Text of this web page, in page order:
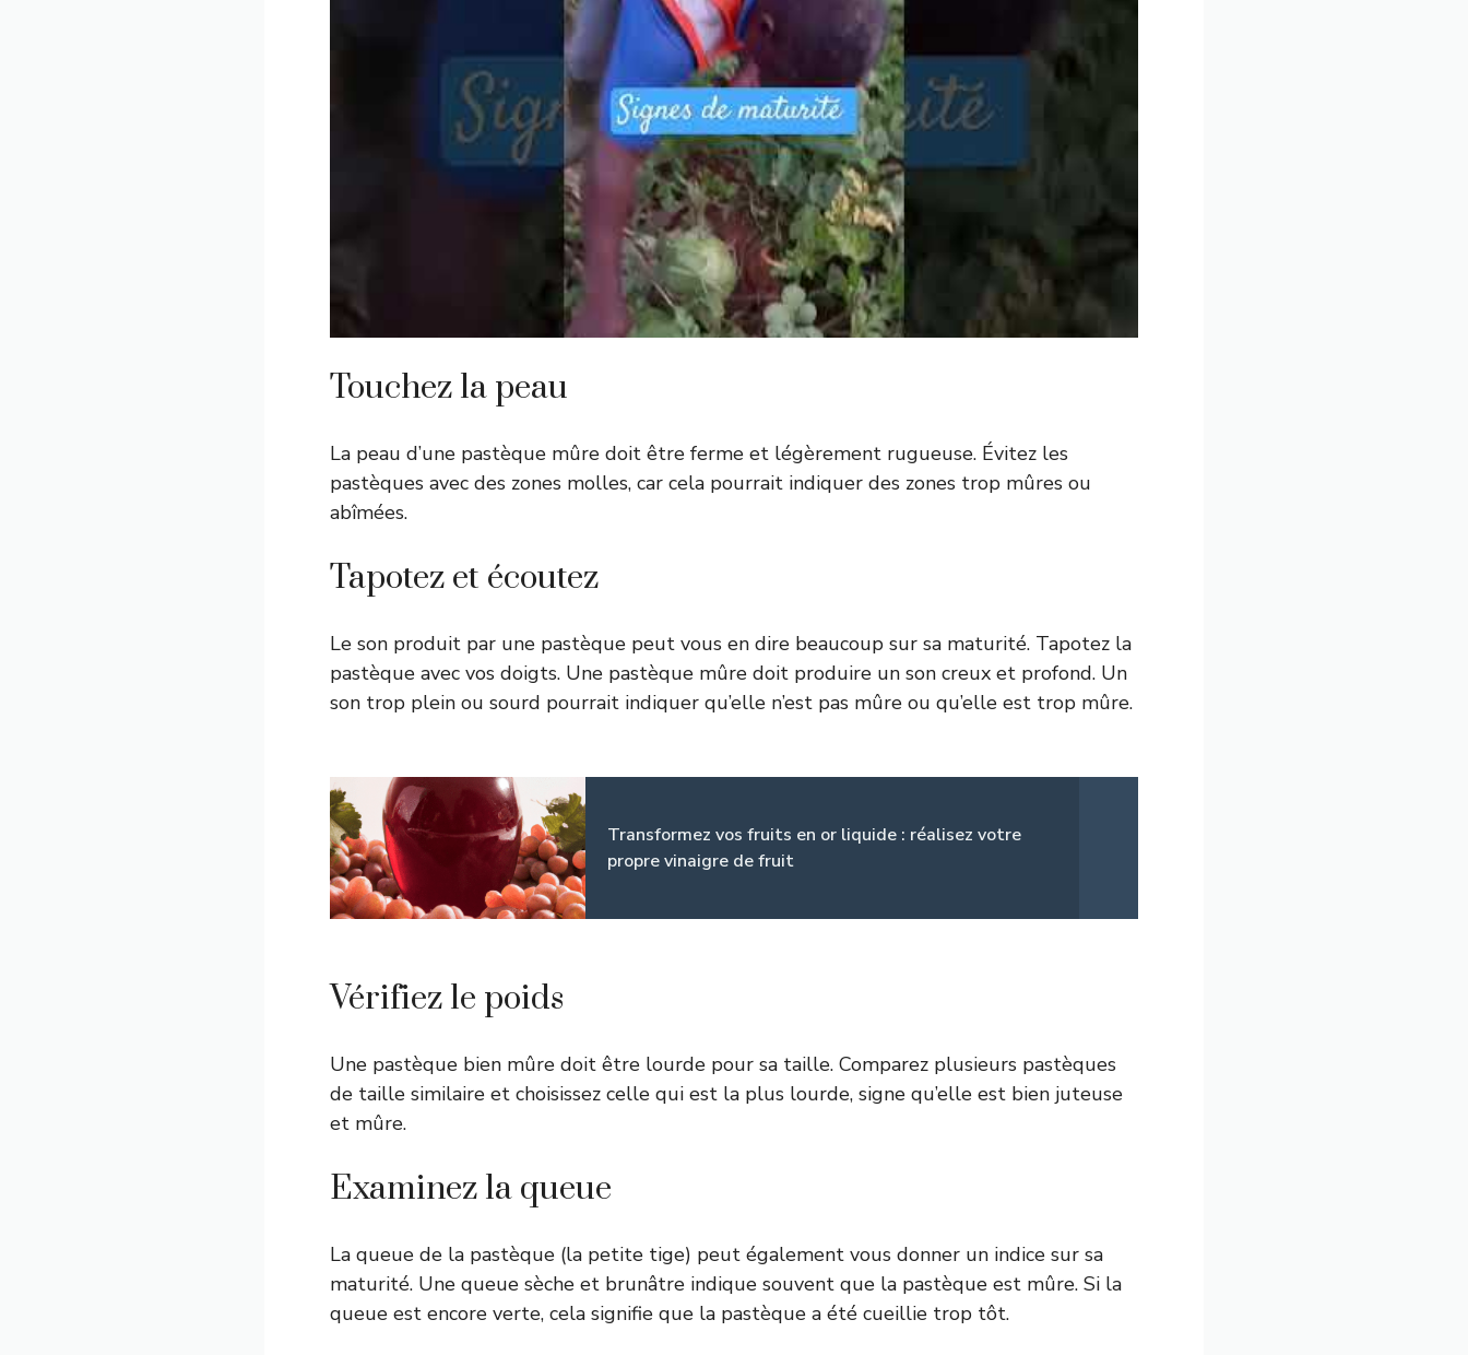
Touchez la peau
La peau d’une pastèque mûre doit être ferme et légèrement rugueuse. Évitez les
pastèques avec des zones molles, car cela pourrait indiquer des zones trop mûres ou
abîmées.
Tapotez et écoutez
Le son produit par une pastèque peut vous en dire beaucoup sur sa maturité. Tapotez la
pastèque avec vos doigts. Une pastèque mûre doit produire un son creux et profond. Un
son trop plein ou sourd pourrait indiquer qu’elle n’est pas mûre ou qu’elle est trop mûre.
Transformez vos fruits en or liquide : réalisez votre
propre vinaigre de fruit
Vérifiez le poids
Une pastèque bien mûre doit être lourde pour sa taille. Comparez plusieurs pastèques
de taille similaire et choisissez celle qui est la plus lourde, signe qu’elle est bien juteuse
et mûre.
Examinez la queue
La queue de la pastèque (la petite tige) peut également vous donner un indice sur sa
maturité. Une queue sèche et brunâtre indique souvent que la pastèque est mûre. Si la
queue est encore verte, cela signifie que la pastèque a été cueillie trop tôt.